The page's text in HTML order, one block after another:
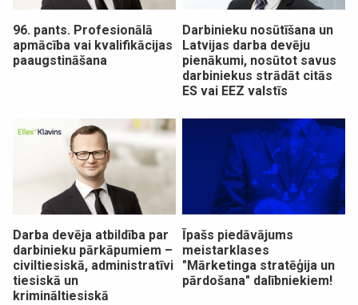
96. pants. Profesionālā
apmācība vai kvalifikācijas
paaugstināšana
Darbinieku nosūtīšana un
Latvijas darba devēju
pienākumi, nosūtot savus
darbiniekus strādāt citās
ES vai EEZ valstīs
Darba devēja atbildība par
darbinieku pārkāpumiem –
civiltiesiskā, administratīvi
tiesiskā un
krimināltiesiskā
Īpašs piedāvājums
meistarklases
"Mārketinga stratēģija un
pārdošana" dalībniekiem!